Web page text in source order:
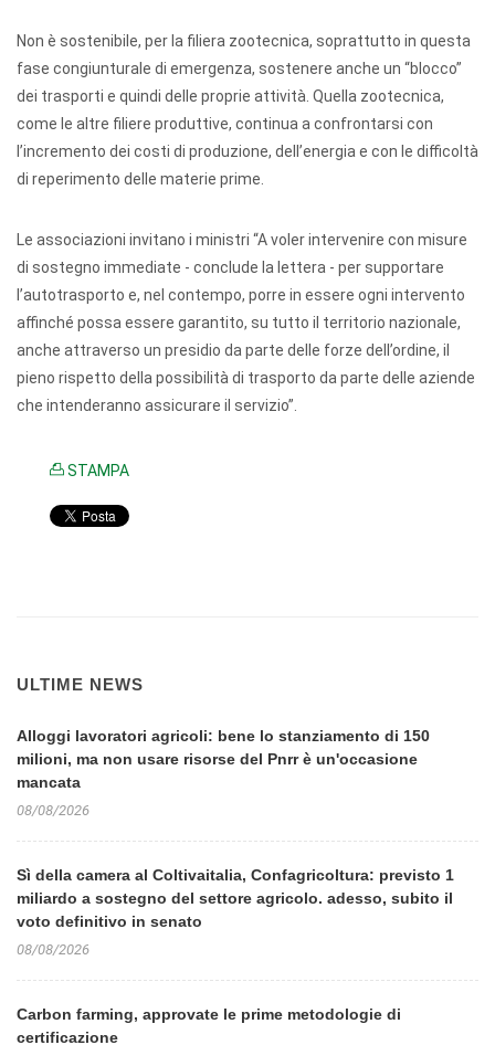
Non è sostenibile, per la filiera zootecnica, soprattutto in questa
fase congiunturale di emergenza, sostenere anche un “blocco”
dei trasporti e quindi delle proprie attività. Quella zootecnica,
come le altre filiere produttive, continua a confrontarsi con
l’incremento dei costi di produzione, dell’energia e con le difficoltà
di reperimento delle materie prime.
Le associazioni invitano i ministri “A voler intervenire con misure
di sostegno immediate - conclude la lettera - per supportare
l’autotrasporto e, nel contempo, porre in essere ogni intervento
affinché possa essere garantito, su tutto il territorio nazionale,
anche attraverso un presidio da parte delle forze dell’ordine, il
pieno rispetto della possibilità di trasporto da parte delle aziende
che intenderanno assicurare il servizio”.
STAMPA
ULTIME NEWS
Alloggi lavoratori agricoli: bene lo stanziamento di 150
milioni, ma non usare risorse del Pnrr è un'occasione
mancata
08/08/2026
Sì della camera al Coltivaitalia, Confagricoltura: previsto 1
miliardo a sostegno del settore agricolo. adesso, subito il
voto definitivo in senato
08/08/2026
Carbon farming, approvate le prime metodologie di
certificazione